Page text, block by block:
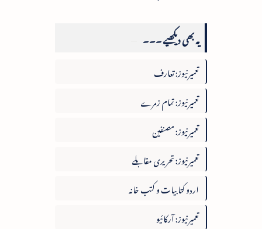
یہ بھی دیکھیے ۔۔۔
تعمیرنیوز: تعارف
تعمیرنیوز: تمام زمرے
تعمیرنیوز: مصنفین
تعمیرنیوز: تحریری مقابلے
اردو کتابیات و کتب خانہ
تعمیرنیوز: آرکائیو